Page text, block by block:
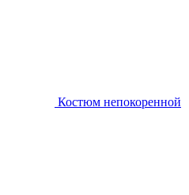
Костюм непокоренной